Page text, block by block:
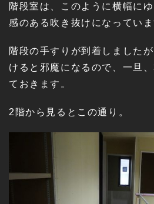
階段室は、このように横幅に
感のある吹き抜けになっていま
階段の手すりが到着しました
けると邪魔になるので、一旦
ておきます。
2階から見るとこの通り。